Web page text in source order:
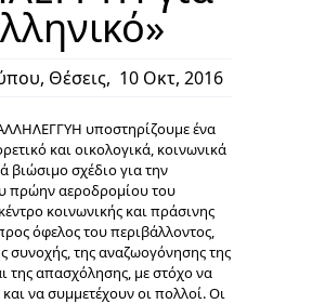
, Θέσεις, 10 Οκτ, 2016
υποστηρίζουμε ένα
και οικολογικά, κοινωνικά
βιώσιμο σχέδιο για την
πρώην αεροδρομίου του
κοινωνικής και πράσινης
όφελος του περιβάλλοντος,
συνοχής, της αναζωογόνησης της
της απασχόλησης, με στόχο να
να συμμετέχουν οι πολλοί. Οι